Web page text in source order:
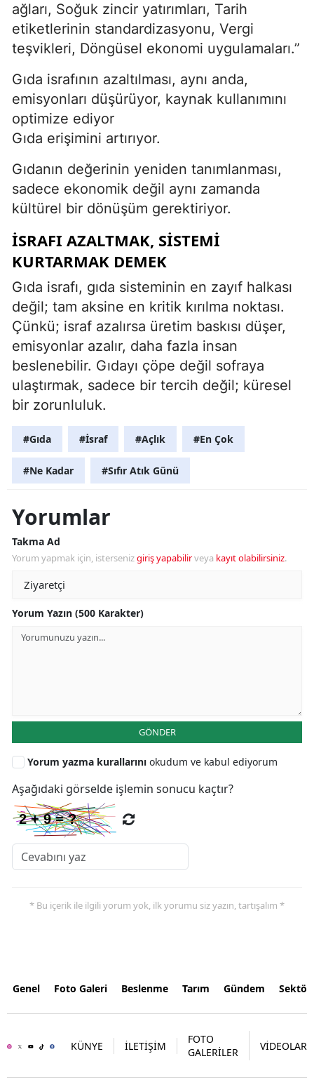
ağları, Soğuk zincir yatırımları, Tarih
etiketlerinin standardizasyonu, Vergi
teşvikleri, Döngüsel ekonomi uygulamaları.”
Gıda israfının azaltılması, aynı anda,
emisyonları düşürüyor, kaynak kullanımını
optimize ediyor
Gıda erişimini artırıyor.
Gıdanın değerinin yeniden tanımlanması,
sadece ekonomik değil aynı zamanda
kültürel bir dönüşüm gerektiriyor.
İSRAFI AZALTMAK, SISTEMI
KURTARMAK DEMEK
Gıda israfı, gıda sisteminin en zayıf halkası
değil; tam aksine en kritik kırılma noktası.
Çünkü; israf azalırsa üretim baskısı düşer,
emisyonlar azalır, daha fazla insan
beslenebilir. Gıdayı çöpe değil sofraya
ulaştırmak, sadece bir tercih değil; küresel
bir zorunluluk.
#Gıda #İsraf #Açlık #En Çok
#Ne Kadar #Sıfır Atık Günü
Yorumlar
Takma Ad
Yorum yapmak için, istersenizgiriş yapabilirveya kayıt olabilirsiniz.
Yorum Yazın (500 Karakter)
GÖNDER
Yorum yazma kurallarını okudum ve kabul ediyorum
Aşağıdaki görselde işlemin sonucu kaçtır?
* Bu içerik ile ilgili yorum yok, ilk yorumu siz yazın, tartışalım *
Genel Foto Galeri Beslenme Tarım Gündem
KÜNYE İLETİŞİM
FOTO
GALERİLER
VİDEOLAR